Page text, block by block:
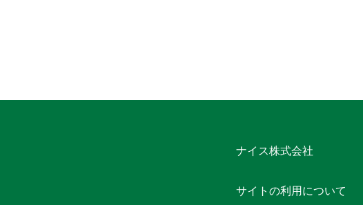
ナイス株式会社
サイトの利用について